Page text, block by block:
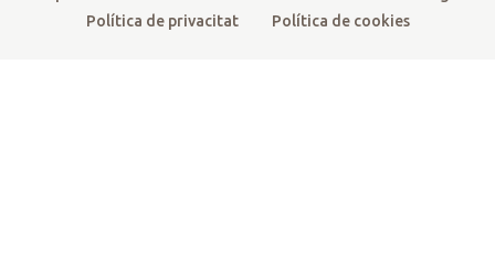
Política de privacitat
Política de cookies